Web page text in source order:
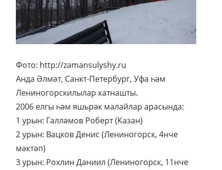
Фото: http://zamansulyshy.ru
Анда Әлмәт, Санкт-Петербург, Уфа һәм
Лениногорскилылар катнашты.
2006 елгы һәм яшьрәк малайлар арасында:
1 урын: Галләмов Роберт (Казан)
2 урын: Вацков Денис (Лениногорск, 4нче
мәктәп)
3 урын: Рохлин Даниил (Лениногорск, 11нче